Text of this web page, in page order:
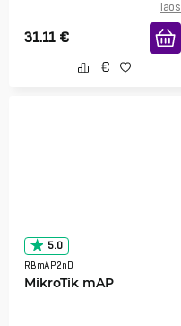
laos
31.11 €
5.0
RBmAP2nD
MikroTik mAP